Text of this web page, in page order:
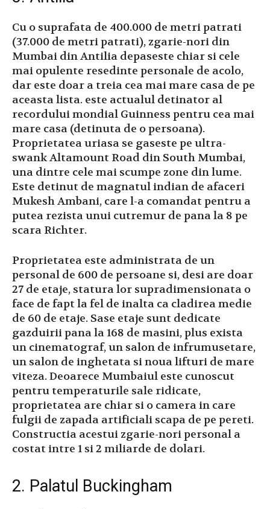
Cu o suprafata de 400.000 de metri patrati
(37.000 de metri patrati), zgarie-nori din
Mumbai din Antilia depaseste chiar si cele
mai opulente resedinte personale de acolo,
dar este doar a treia cea mai mare casa de pe
aceasta lista. este actualul detinator al
recordului mondial Guinness pentru cea mai
mare casa (detinuta de o persoana).
Proprietatea uriasa se gaseste pe ultra-
swank Altamount Road din South Mumbai,
una dintre cele mai scumpe zone din lume.
Este detinut de magnatul indian de afaceri
Mukesh Ambani, care l-a comandat pentru a
putea rezista unui cutremur de pana la 8 pe
scara Richter.
Proprietatea este administrata de un
personal de 600 de persoane si, desi are doar
27 de etaje, statura lor supradimensionata o
face de fapt la fel de inalta ca cladirea medie
de 60 de etaje. Sase etaje sunt dedicate
gazduirii pana la 168 de masini, plus exista
un cinematograf, un salon de infrumusetare,
un salon de inghetata si noua lifturi de mare
viteza. Deoarece Mumbaiul este cunoscut
pentru temperaturile sale ridicate,
proprietatea are chiar si o camera in care
fulgii de zapada artificiali scapa de pe pereti.
Constructia acestui zgarie-nori personal a
costat intre 1 si 2 miliarde de dolari.
2. Palatul Buckingham